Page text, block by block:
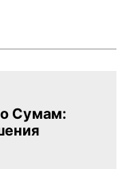
Сумам: